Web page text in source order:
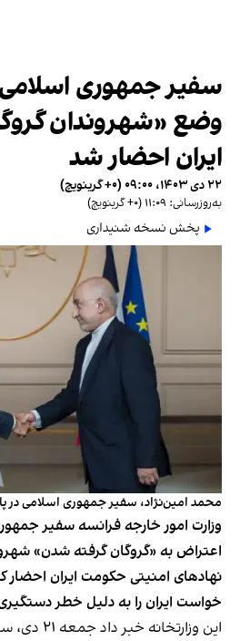
سفیر جمهوری
وضع «شهروندان
ایران احضار شد
۲۲ دی ۱۴۰۳، ۰۹:۰۰ (‎+۰ گرینویچ)
به‌روزرسانی: ۱۱:۰۹ (‎+۰ گرینویچ)
پخش نسخه شنیداری
محمد امین‌نژاد، سفیر جمهوری اسلامی در
وزارت امور خارجه فرانسه سفیر
اعتراض به «گروگان گرفته شدن»
نهادهای امنیتی حکومت ایران احضار
خواست ایران را به دلیل خطر
این